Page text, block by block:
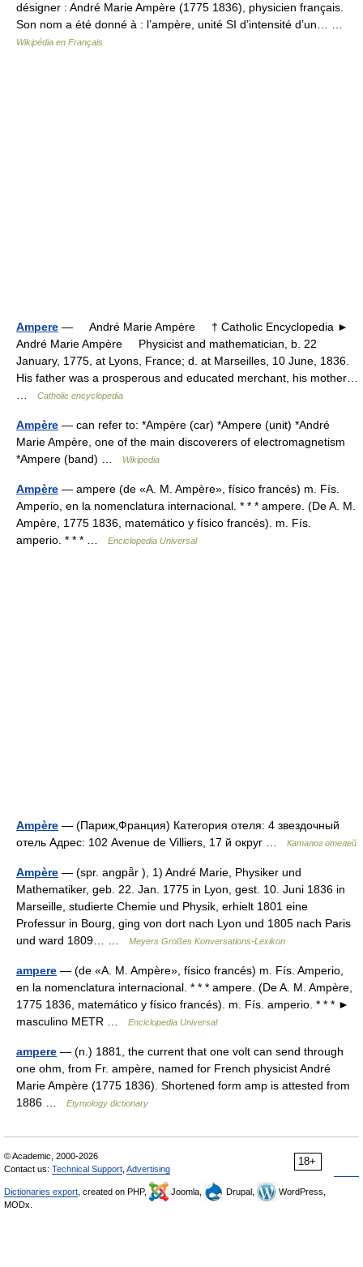
désigner : André Marie Ampère (1775 1836), physicien français.
Son nom a été donné à : l’ampère, unité SI d’intensité d’un… …
Wikipédia en Français
Ampere — André Marie Ampère † Catholic Encyclopedia ►
André Marie Ampère Physicist and mathematician, b. 22
January, 1775, at Lyons, France; d. at Marseilles, 10 June, 1836.
His father was a prosperous and educated merchant, his mother…
Catholic encyclopedia
Ampère — can refer to: *Ampère (car) *Ampere (unit) *André
Marie Ampère, one of the main discoverers of electromagnetism
*Ampere (band) …
Wikipedia
Ampère — ampere (de «A. M. Ampère», físico francés) m. Fís.
Amperio, en la nomenclatura internacional. * * * ampere. (De A. M.
Ampère, 1775 1836, matemático y físico francés). m. Fís.
amperio. * * * …
Enciclopedia Universal
Ampère — (Париж,Франция) Категория отеля: 4 звездочный
отель Адрес: 102 Avenue de Villiers, 17 й округ …
Каталог отелей
Ampère — (spr. angpǟr ), 1) André Marie, Physiker und
Mathematiker, geb. 22. Jan. 1775 in Lyon, gest. 10. Juni 1836 in
Marseille, studierte Chemie und Physik, erhielt 1801 eine
Professur in Bourg, ging von dort nach Lyon und 1805 nach Paris
und ward 1809… …
Meyers Großes Konversations-Lexikon
ampere — (de «A. M. Ampère», físico francés) m. Fís. Amperio,
en la nomenclatura internacional. * * * ampere. (De A. M. Ampère,
1775 1836, matemático y físico francés). m. Fís. amperio. * * * ►
masculino METR …
Enciclopedia Universal
ampere — (n.) 1881, the current that one volt can send through
one ohm, from Fr. ampère, named for French physicist André
Marie Ampère (1775 1836). Shortened form amp is attested from
1886 …
Etymology dictionary
18+
© Academic, 2000-2026
Contact us: Technical Support Advertising
Dictionaries export , created on PHP, Joomla, Drupal,
WordPress,
MODx.